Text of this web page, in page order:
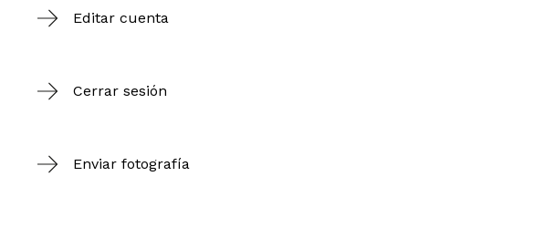
Editar cuenta
Cerrar sesión
Enviar fotografía